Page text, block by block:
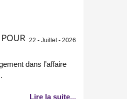
22 - Juillet - 2026
dans l’affaire
Lire la suite...